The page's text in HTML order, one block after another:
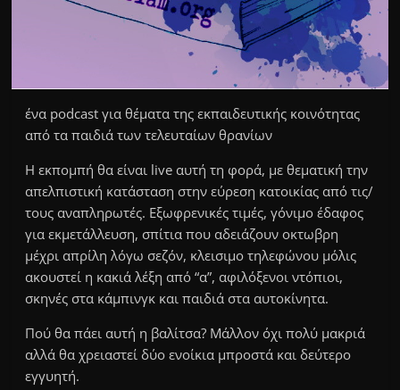
ένα podcast για θέματα της εκπαιδευτικής κοινότητας
από τα παιδιά των τελευταίων θρανίων
Η εκπομπή θα είναι live αυτή τη φορά, με θεματική την
απελπιστική κατάσταση στην εύρεση κατοικίας από τις/
τους αναπληρωτές. Εξωφρενικές τιμές, γόνιμο έδαφος
για εκμετάλλευση, σπίτια που αδειάζουν οκτωβρη
μέχρι απρίλη λόγω σεζόν, κλεισιμο τηλεφώνου μόλις
ακουστεί η κακιά λέξη από “α”, αφιλόξενοι ντόπιοι,
σκηνές στα κάμπινγκ και παιδιά στα αυτοκίνητα.
Πού θα πάει αυτή η βαλίτσα? Μάλλον όχι πολύ μακριά
αλλά θα χρειαστεί δύο ενοίκια μπροστά και δεύτερο
εγγυητή.